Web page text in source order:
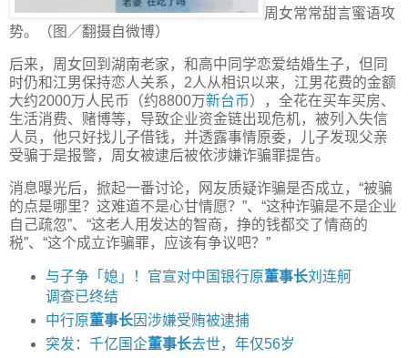
周女常常甜言蜜语攻
势。（图／翻摄自微博）
后来，周女回到湖南老家，和高中同学恋爱结婚生子，但同
时仍和江男保持恋人关系，2人从相识以来，江男花费的金额
大约2000万人民币（约8800万新台币），全花在买车买房、
生活消费、赌博等，导致企业资金链出现危机，被列入失信
人员，他只好找儿子借钱，并透露事情原委，儿子发现父亲
受骗于是报警，周女被逮后被依涉嫌诈骗罪提告。
消息曝光后，掀起一番讨论，网友质疑诈骗是否成立，“被骗
的点是哪里？这难道不是心甘情愿？”、“这种诈骗是不是企业
自己疏忽”、“这老人用发达的智商，挣的钱都交了情商的
税”、“这个成立诈骗罪，应该有争议吧？”
与子争「媳」！官宣对中国银行原董事长刘连舸
调查已终结
中行原董事长因涉嫌受贿被逮捕
突发：千亿国企董事长去世，年仅56岁